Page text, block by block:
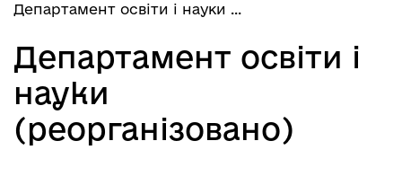
Департамент освіти і науки ...
Департамент освіти і
науки
(реорганізовано)